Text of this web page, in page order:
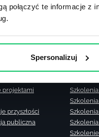
połączyć te informacje z
Spersonalizuj
projektami
przyszłości
publiczna
Szkolenia